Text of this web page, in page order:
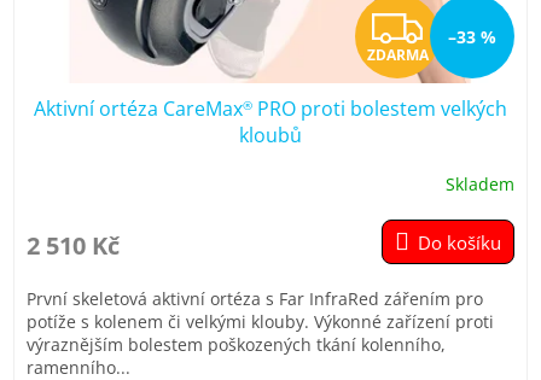
Z
D
A
R
M
A
ZDARMA
–33 %
Aktivní ortéza CareMax® PRO proti bolestem velkých
kloubů
produktu
je
z
5
hvězdiček.
Skladem
2 510 Kč Do košíku
První skeletová aktivní ortéza s Far InfraRed zářením pro
potíže s kolenem či velkými klouby. Výkonné zařízení proti
výraznějším bolestem poškozených tkání kolenního,
ramenního...